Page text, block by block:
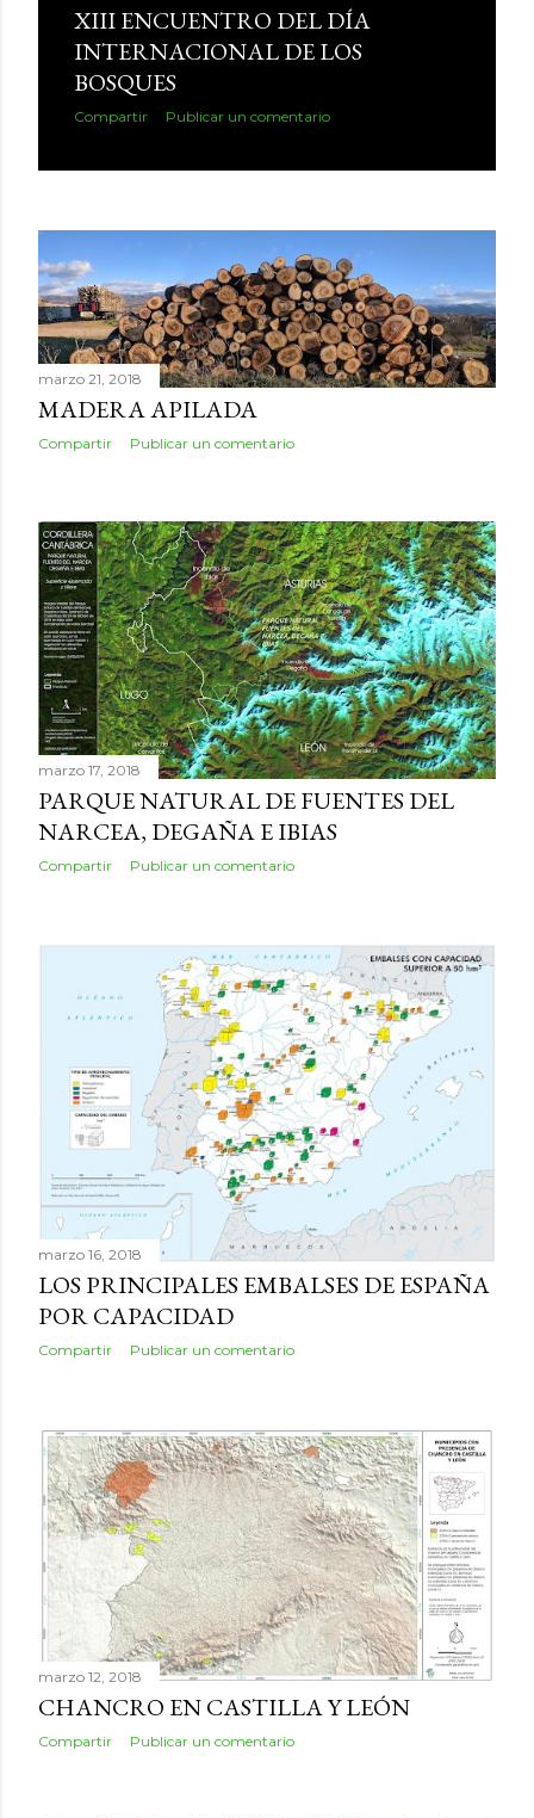
XIII ENCUENTRO DEL DÍA
INTERNACIONAL DE LOS
BOSQUES
Compartir Publicar un comentario
marzo 21, 2018
MADERA APILADA
Compartir Publicar un comentario
marzo 17, 2018
PARQUE NATURAL DE FUENTES DEL
NARCEA, DEGAÑA E IBIAS
Compartir Publicar un comentario
marzo 16, 2018
LOS PRINCIPALES EMBALSES DE ESPAÑA
POR CAPACIDAD
Compartir Publicar un comentario
marzo 12, 2018
CHANCRO EN CASTILLA Y LEÓN
Compartir Publicar un comentario